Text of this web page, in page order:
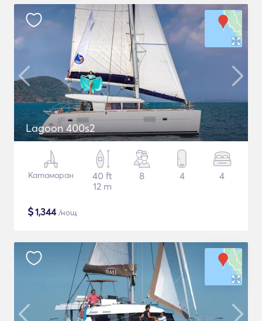
Lagoon 400s2
Катамаран
40 ft
12 m
8 4 4
$1,344/нощ